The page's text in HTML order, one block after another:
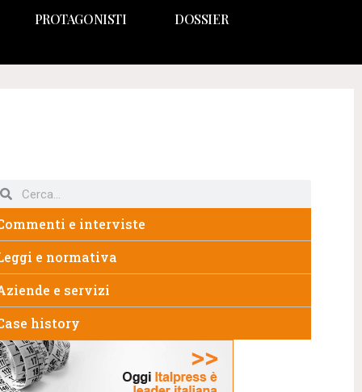
PROTAGONISTI DOSSIER
e interviste
e normativa
e servizi
history